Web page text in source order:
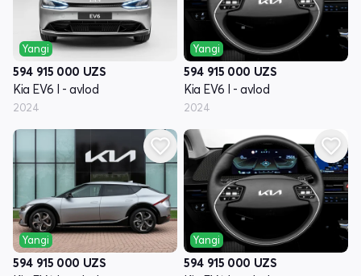
Yangi
594 915 000 UZS
Kia EV6 I - avlod
2024
Yangi
594 915 000 UZS
Kia EV6 I - avlod
2024
Yangi
594 915 000 UZS
Yangi
594 915 000 UZS